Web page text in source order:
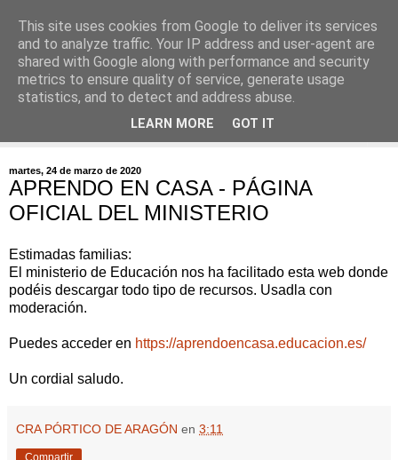
martes, 24 de marzo de 2020
APRENDO EN CASA - PÁGINA
OFICIAL DEL MINISTERIO
Estimadas familias:
El ministerio de Educación nos ha facilitado esta web donde
podéis descargar todo tipo de recursos. Usadla con
moderación.
Puedes acceder en https://aprendoencasa.educacion.es/
Un cordial saludo.
CRA PÓRTICO DE ARAGÓN en 3:11
This site uses cookies from Google to deliver its services
and to analyze traffic. Your IP address and user-agent are
shared with Google along with performance and security
metrics to ensure quality of service, generate usage
statistics, and to detect and address abuse.
LEARN MORE GOT IT